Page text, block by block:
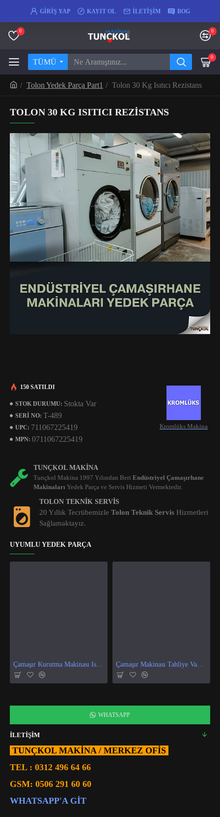
GIRIŞ YAP KAYIT OL İLETIŞIM BOG
0 0
TÜMÜ
0
Tolon Yedek Parça Part1 Tolon 30 Kg Isıtıcı Rezistans
TOLON 30 KG ISITICI REZISTANS
STOK DURUMU: Stokta Var
SERI NO: T-489
UPC: 711067225419
MPN: 0711067225419
Kromlüks Makina
150 SATILDI
TUNÇKOL MAKINA
Tunçkol Makina 1997 Yılından Beri Endüstriyel Çamaşırhane
Makinaları Yedek Parça ve Servis Hizmeti Vermektedir.
TOLON TEKNIK SERVIS
20 Yıllık Tecrübemizle Tolon Teknik Servis Hizmetleri
Sağlamaktayız.
UYUMLU YEDEK PARÇA
Çamaşır Makinası Tahliye Vanası
WHATSAPP
İLETİŞİM
TUNÇKOL MAKİNA / MERKEZ OFIS
TEL : 0312 496 64 66
GSM: 0506 291 60 60
WHATSAPP'A GIT